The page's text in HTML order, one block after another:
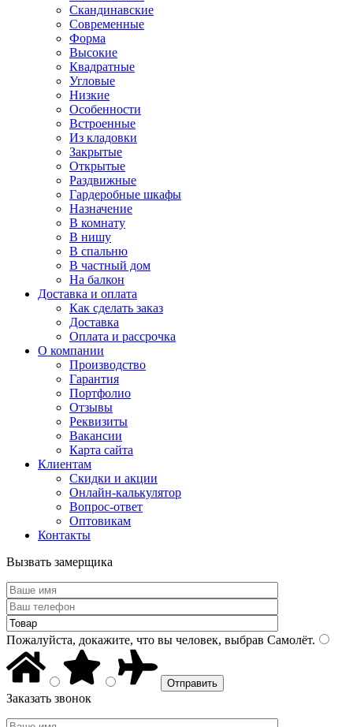
Скандинавские
Современные
Форма
Высокие
Квадратные
Угловые
Низкие
Особенности
Встроенные
Из кладовки
Закрытые
Открытые
Раздвижные
Гардеробные шкафы
Назначение
В комнату
В нишу
В спальню
В частный дом
На балкон
Доставка и оплата
Как сделать заказ
Доставка
Оплата и рассрочка
О компании
Производство
Гарантия
Портфолио
Отзывы
Реквизиты
Вакансии
Карта сайта
Клиентам
Скидки и акции
Онлайн-калькулятор
Вопрос-ответ
Оптовикам
Контакты
Вызвать замерщика
Пожалуйста, докажите, что вы человек, выбрав Самолёт.
Заказать звонок